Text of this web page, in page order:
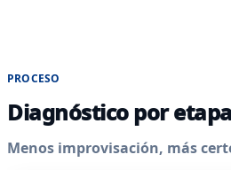
PROCESO
Diagnóstico por
Menos improvisación, más